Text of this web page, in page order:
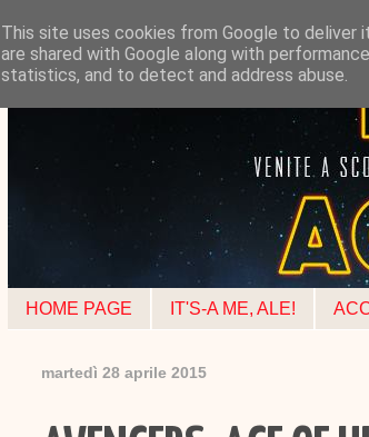
HOME PAGE IT'S-A ME, ALE!
martedì 28 aprile 2015
This site uses cookies from Google to deliver
are shared with Google along with
statistics, and to detect and address abuse.